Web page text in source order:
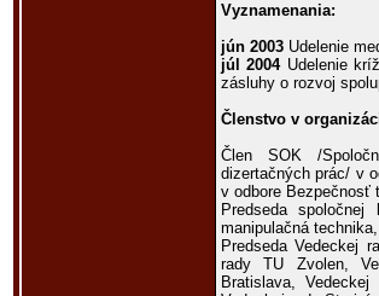
Vyznamenania:
jún 2003 Udelenie
júl 2004Udelenie
zásluhy o rozvoj
Členstvo v
Člen SOK /
dizertačných prác/ v
v odbore Bezpečnosť
Predseda
manipulačná
Predseda Vedeckej
rady TU Zvolen,
Bratislava,